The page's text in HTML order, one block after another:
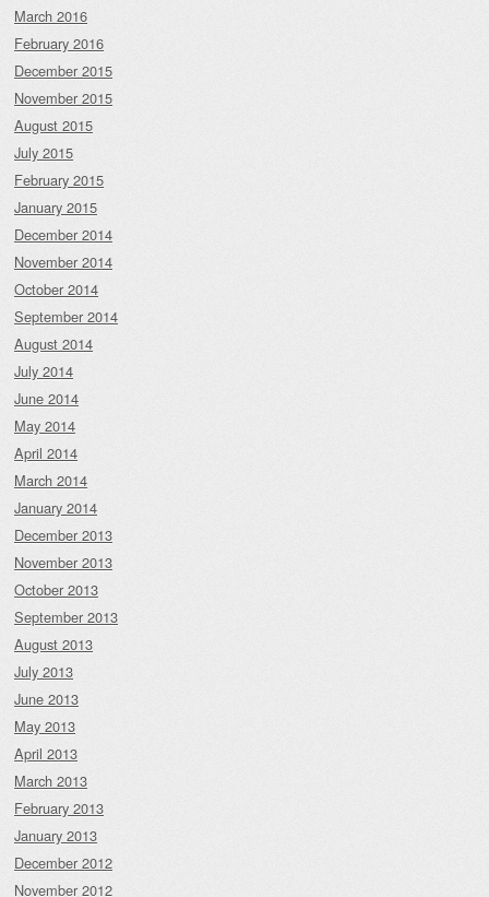
March 2016
February 2016
December 2015
November 2015
August 2015
July 2015
February 2015
January 2015
December 2014
November 2014
October 2014
September 2014
August 2014
July 2014
June 2014
May 2014
April 2014
March 2014
January 2014
December 2013
November 2013
October 2013
September 2013
August 2013
July 2013
June 2013
May 2013
April 2013
March 2013
February 2013
January 2013
December 2012
November 2012